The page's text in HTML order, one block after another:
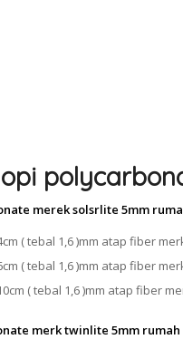
merek solsrlite 5mm
( tebal 1,6 )mm atap fiber
( tebal 1,6 )mm atap fiber
( tebal 1,6 )mm atap fiber
merk twinlite 5mm